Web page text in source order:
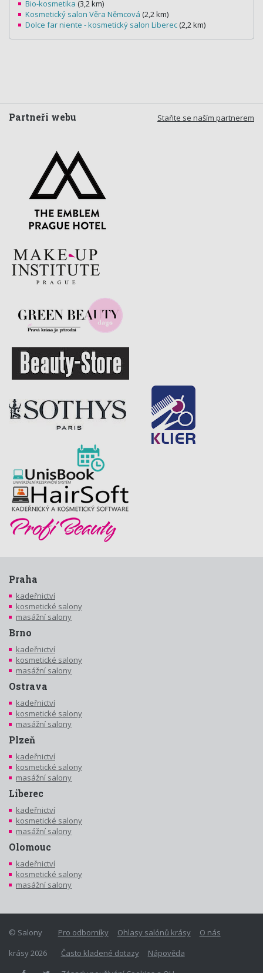
Bio-kosmetika (3,2 km)
Kosmetický salon Věra Němcová (2,2 km)
Dolce far niente - kosmetický salon Liberec (2,2 km)
Staňte se naším partnerem
Partneři webu
Praha
kadeřnictví
kosmetické salony
masážní salony
Brno
kadeřnictví
kosmetické salony
masážní salony
Ostrava
kadeřnictví
kosmetické salony
masážní salony
Plzeň
kadeřnictví
kosmetické salony
masážní salony
Liberec
kadeřnictví
kosmetické salony
masážní salony
Olomouc
kadeřnictví
kosmetické salony
masážní salony
Pro odborníky Ohlasy salónů krásy
O nás
Často kladené dotazy
Nápověda
© Salony
krásy 2026